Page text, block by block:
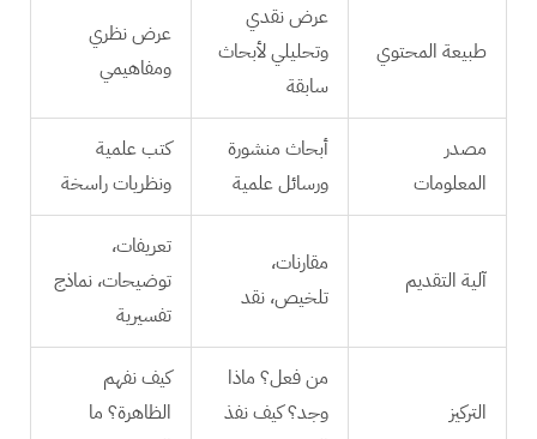
طبيعة المحتوي
عرض نقدي
وتحليلي لأبحاث
سابقة
عرض نظري
ومفاهيمي
مصدر
المعلومات
أبحاث منشورة
ورسائل علمية
كتب علمية
ونظريات راسخة
آلية التقديم
مقارنات،
تلخيص، نقد
تعريفات،
توضيحات، نماذج
تفسيرية
التركيز
من فعل؟ ماذا
وجد؟ كيف نفذ
كيف نفهم
الظاهرة؟ ما